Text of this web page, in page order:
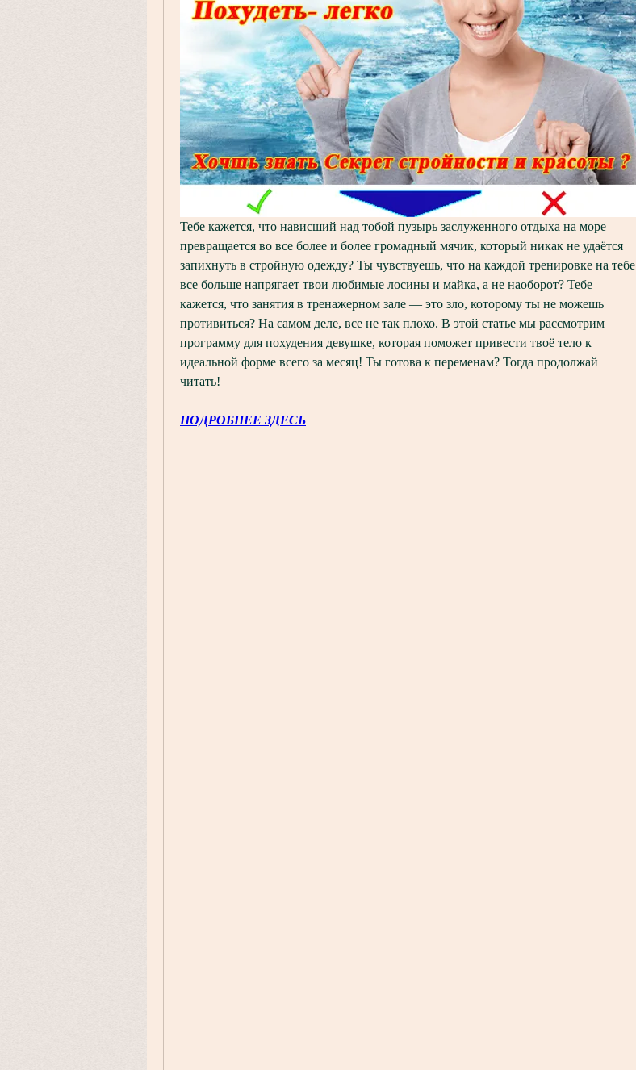
Тебе кажется, что нависший над тобой пузырь заслуженного отдыха на море
превращается во все более и более громадный мячик, который никак не удаётся
запихнуть в стройную одежду? Ты чувствуешь, что на каждой тренировке на тебе
все больше напрягает твои любимые лосины и майка, а не наоборот? Тебе
кажется, что занятия в тренажерном зале — это зло, которому ты не можешь
противиться? На самом деле, все не так плохо. В этой статье мы рассмотрим
программу для похудения девушке, которая поможет привести твоё тело к
идеальной форме всего за месяц! Ты готова к переменам? Тогда продолжай
читать!
ПОДРОБНЕЕ ЗДЕСЬ